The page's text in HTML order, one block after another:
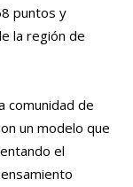
puntos y
la región de
comunidad de
un modelo que
el